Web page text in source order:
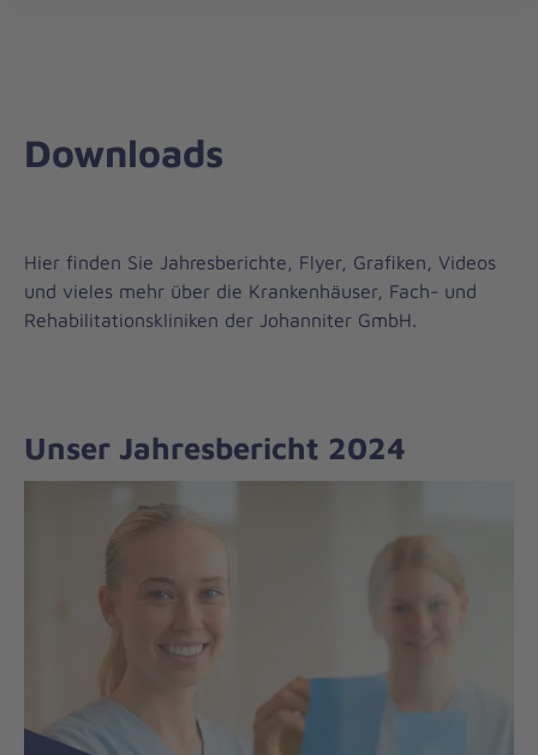
Downloads
Hier finden Sie Jahresberichte, Flyer, Grafiken, Videos
und vieles mehr über die Krankenhäuser, Fach- und
Rehabilitationskliniken der Johanniter GmbH.
Unser Jahresbericht 2024